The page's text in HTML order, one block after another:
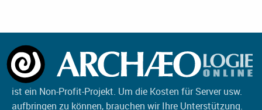
ist ein Non-Profit-Projekt. Um die Kosten für Server usw.
aufbringen zu können, brauchen wir Ihre Unterstützung.